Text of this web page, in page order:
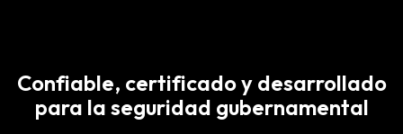
Confiable, certificado y desarrollado
para la seguridad gubernamental